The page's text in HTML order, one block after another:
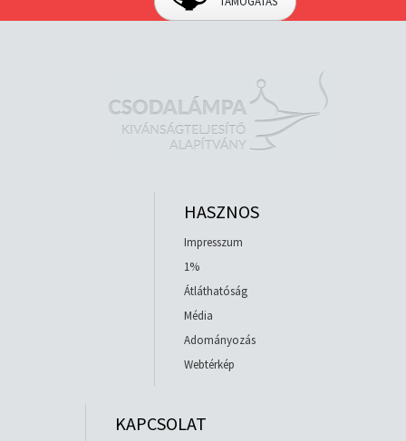
HASZNOS
Impresszum
1%
Átláthatóság
Média
Adományozás
Webtérkép
KAPCSOLAT